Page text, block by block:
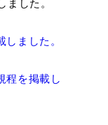
ました。
ました。
程を掲載し